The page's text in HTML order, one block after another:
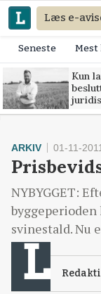
Læs e-
Seneste
Kun
ARKIV 01-11-
NYBYGGET:
byggeperioden
svinestald. Nu